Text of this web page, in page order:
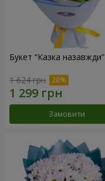
Букет “Казка назавжди”
1 624 грн
Замовити